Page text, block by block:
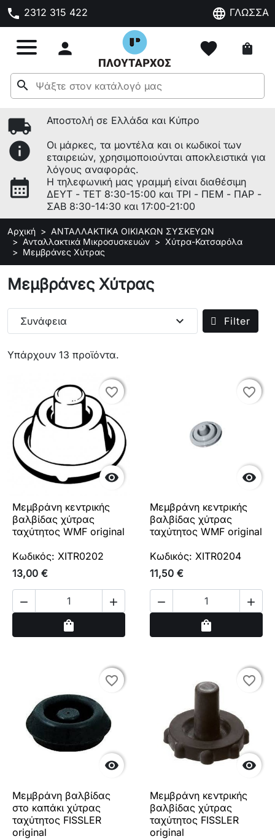
phone 2312 315 422 language ΓΛΩΣΣΑ
 favorite shopping_bag
search
local_shipping Αποστολή σε Ελλάδα και Κύπρο
info
Οι μάρκες, τα μοντέλα και οι κωδικοί των
εταιρειών, χρησιμοποιούνται αποκλειστικά για
λόγους αναφοράς.
calendar_month
Η τηλεφωνική μας γραμμή είναι διαθέσιμη
ΔΕΥΤ - ΤΕΤ 8:30-15:00 και ΤΡΙ - ΠΕΜ - ΠΑΡ -
ΣΑΒ 8:30-14:30 και 17:00-21:00
Αρχική
ΑΝΤΑΛΛΑΚΤΙΚΑ ΟΙΚΙΑΚΩΝ ΣΥΣΚΕΥΩΝ
Ανταλλακτικά Μικροσυσκευών
Χύτρα-Κατσαρόλα
Μεμβράνες Χύτρας
Μεμβράνες Χύτρας
Υπάρχουν 13 προϊόντα.
Συνάφεια expand_more Filter

favorite_border
favorite_border
Μεμβράνη κεντρικής
βαλβίδας χύτρας
ταχύτητος WMF original
Κωδικός: XITR0202
13,00 €
 
shopping_bag

favorite_border
favorite_border
Μεμβράνη κεντρικής
βαλβίδας χύτρας
ταχύτητος WMF original
Κωδικός: XITR0204
11,50 €
 
shopping_bag

favorite_border
favorite_border
Μεμβράνη βαλβίδας
στο καπάκι χύτρας
ταχύτητος FISSLER
original

favorite_border
favorite_border
Μεμβράνη κεντρικής
βαλβίδας χύτρας
ταχύτητος FISSLER
original